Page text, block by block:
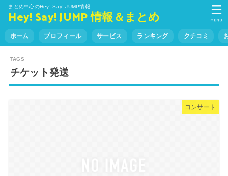
まとめ中心のHey! Say! JUMP情報
Hey! Say! JUMP 情報＆まとめ
ホーム プロフィール サービス ランキング クチコミ
MENU
チケット発送
コンサート